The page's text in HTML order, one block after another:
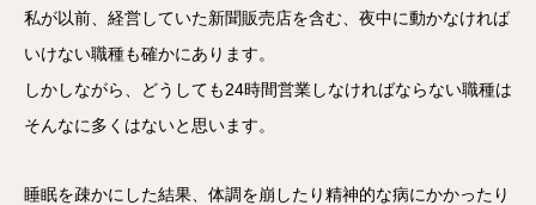
私が以前、経営していた新聞販売店を含む、夜中に動かなければ
いけない職種も確かにあります。
しかしながら、どうしても24時間営業しなければならない職種は
そんなに多くはないと思います。
睡眠を疎かにした結果、体調を崩したり精神的な病にかかったり